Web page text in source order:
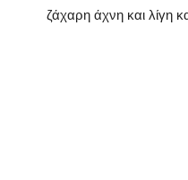
ζάχαρη άχνη και λίγη